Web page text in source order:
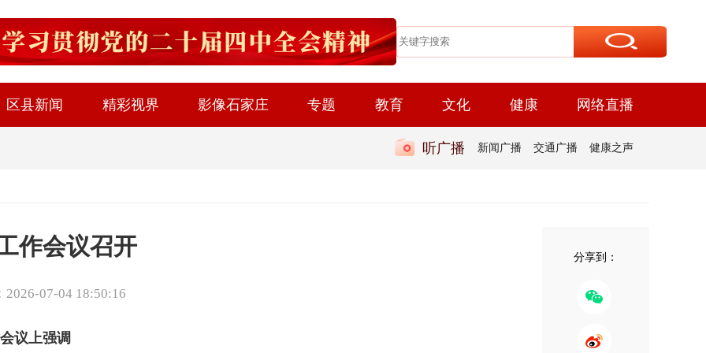
区县新闻 精彩视界 影像石家庄 专题 教育 文化 健康 网络直播
听广播 新闻广播 交通广播 健康之声
作会议召开
2026-07-04 18:50:16
议上强调
分享到：